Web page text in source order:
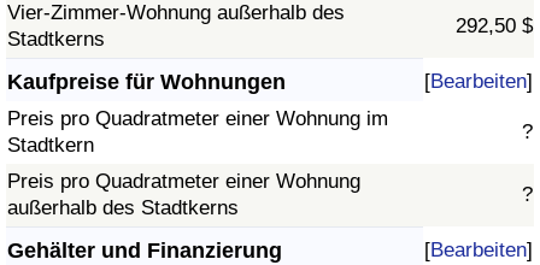
Vier-Zimmer-Wohnung außerhalb des
Stadtkerns
292,50 $
Kaufpreise für Wohnungen [Bearbeiten]
Preis pro Quadratmeter einer Wohnung im
Stadtkern
?
Preis pro Quadratmeter einer Wohnung
außerhalb des Stadtkerns
?
Gehälter und Finanzierung [Bearbeiten]